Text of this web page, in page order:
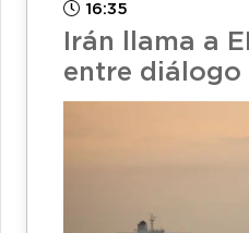
16:35
Irán llama a
entre